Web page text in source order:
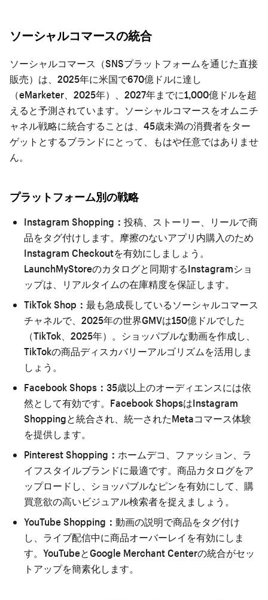
ソーシャルコマースの統合
ソーシャルコマース（SNSプラットフォームを通じた直接
販売）は、2025年に米国で670億ドルに達し
（eMarketer、2025年）、2027年までに1,000億ドルを超
えると予測されています。ソーシャルコマースをオムニチ
ャネル戦略に統合することは、45歳未満の消費者をター
ゲットとするブランドにとって、もはや任意ではありませ
ん。
プラットフォーム別の戦略
Instagram Shopping： 投稿、ストーリー、リールで商
品をタグ付けします。摩擦のないアプリ内購入のため
Instagram Checkoutを有効にしましょう。
LaunchMyStoreのカタログと同期するInstagramショ
ップは、リアルタイムの在庫精度を保証します。
TikTok Shop： 最も急成長しているソーシャルコマース
チャネルで、2025年の世界GMVは150億ドルでした
（TikTok、2025年）。ショッパブルな動画を作成し、
TikTokの商品ディスカバリーアルゴリズムを活用しま
しょう。
Facebook Shops： 35歳以上のオーディエンスには依
然として有効です。Facebook ShopsはInstagram
Shoppingと統合され、統一されたMetaコマース体験
を提供します。
Pinterest Shopping： ホームデコ、ファッション、ラ
イフスタイルブランドに最適です。商品カタログをア
ップロードし、ショッパブルなピンを有効にして、購
買意欲の高いビジュアル検索者を捉えましょう。
YouTube Shopping： 動画の説明で商品をタグ付け
し、ライブ配信中に商品オーバーレイを有効にしま
す。YouTubeとGoogle Merchant Centerの統合がセッ
トアップを簡素化します。